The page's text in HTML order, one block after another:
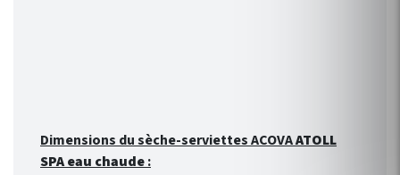
Dimensions du sèche-serviettes ACOVAATOLL
SPA eau chaude: